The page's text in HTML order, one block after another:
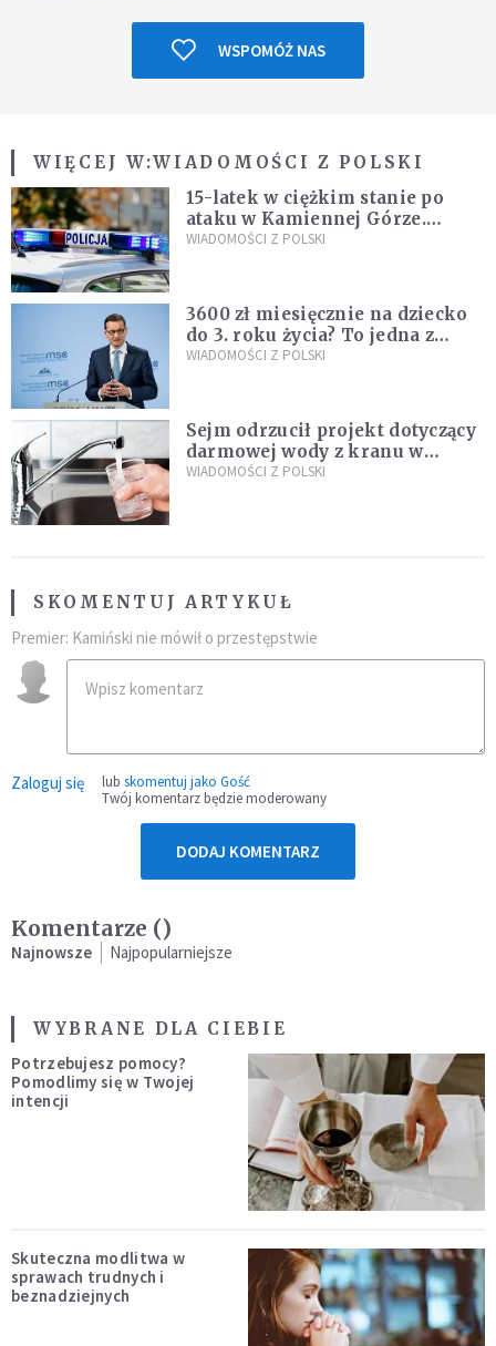
WSPOMÓŻ NAS
WIĘCEJ W:WIADOMOŚCI Z POLSKI
15-latek w ciężkim stanie po
ataku w Kamiennej Górze.
Policja zatrzymała dwóch
WIADOMOŚCI Z POLSKI
3600 zł miesięcznie na dziecko
do 3. roku życia? To jedna z
propozycji programu "Rozwój
WIADOMOŚCI Z POLSKI
Sejm odrzucił projekt dotyczący
darmowej wody z kranu w
restauracjach
WIADOMOŚCI Z POLSKI
SKOMENTUJ ARTYKUŁ
Premier: Kamiński nie mówił o przestępstwie
Zaloguj się lub skomentuj jako Gość
Twój komentarz będzie moderowany
DODAJ KOMENTARZ
Komentarze ()
Najnowsze Najpopularniejsze
WYBRANE DLA CIEBIE
Potrzebujesz pomocy?
Pomodlimy się w Twojej
intencji
Skuteczna modlitwa w
sprawach trudnych i
beznadziejnych